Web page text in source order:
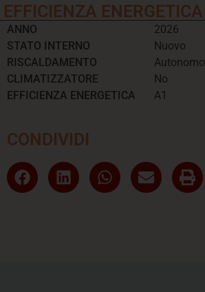
EFFICIENZA ENERGETICA
ANNO
STATO INTERNO
RISCALDAMENTO
CLIMATIZZATORE
EFFICIENZA ENERGETICA
2026
Nuovo
Autonomo
No
A1
CONDIVIDI